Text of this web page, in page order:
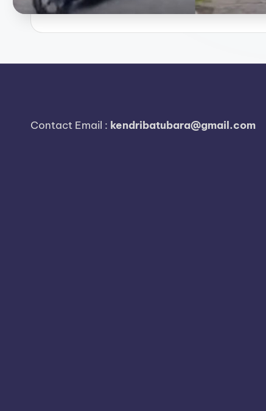
e
k
n
Contact Email : kendribatubara@gmail.com